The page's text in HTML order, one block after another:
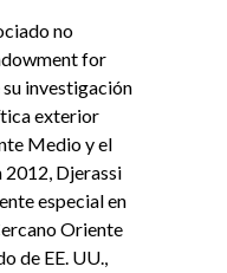
no
for
investigación
exterior
Medio y el
Djerassi
especial en
Oriente
de EE. UU.,